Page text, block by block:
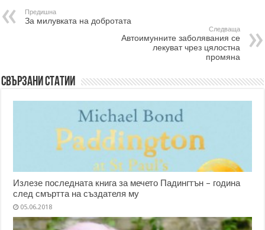
Предишна
За милувката на добротата
Следваща
Автоимунните заболявания се
лекуват чрез цялостна
промяна
Свързани статии
Излезе последната книга за мечето Падингтън – година
след смъртта на създателя му
05.06.2018